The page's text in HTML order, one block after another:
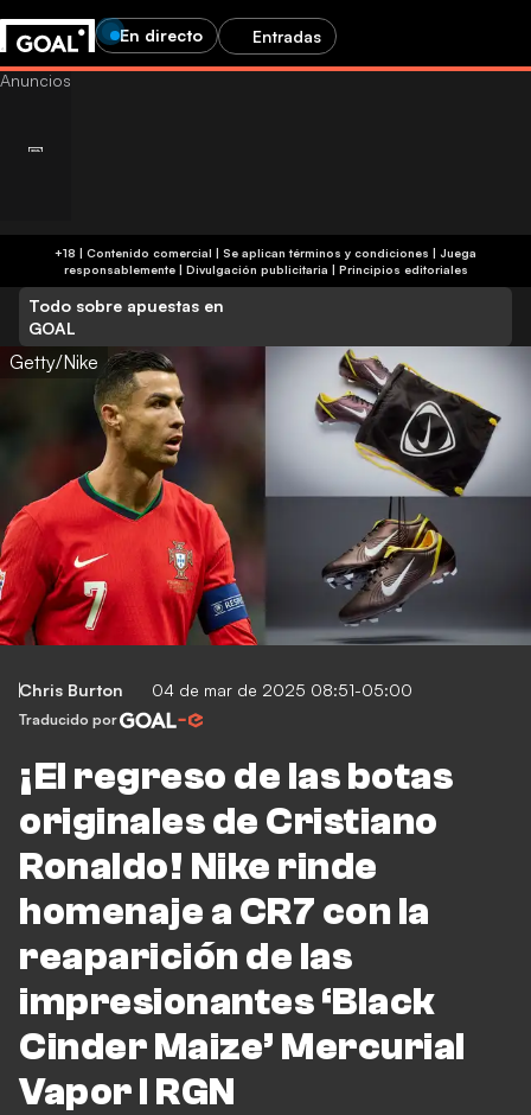
En directo Entradas
+18 | Contenido comercial | Se aplican términos y condiciones | Juega
responsablemente| Divulgación publicitaria | Principios editoriales
Todo sobre apuestas en
GOAL
Getty/Nike
Chris Burton 04 de mar de 2025 08:51-05:00
Traducido por
¡El regreso de las botas
originales de Cristiano
Ronaldo! Nike rinde
homenaje a CR7 con la
reaparición de las
impresionantes ‘Black
Cinder Maize’ Mercurial
Vapor I RGN